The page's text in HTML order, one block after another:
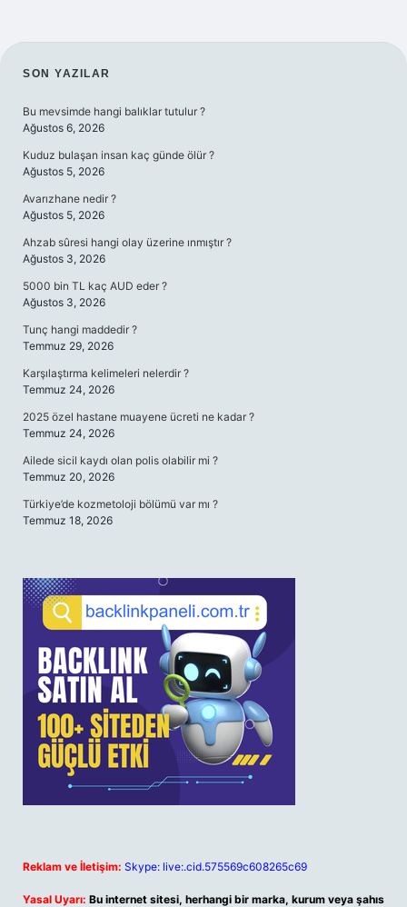
SIDEBAR
SON YAZILAR
Bu mevsimde hangi balıklar tutulur ?
Ağustos 6, 2026
Kuduz bulaşan insan kaç günde ölür ?
Ağustos 5, 2026
Avarızhane nedir ?
Ağustos 5, 2026
Ahzab sûresi hangi olay üzerine ınmıştır ?
Ağustos 3, 2026
5000 bin TL kaç AUD eder ?
Ağustos 3, 2026
Tunç hangi maddedir ?
Temmuz 29, 2026
Karşılaştırma kelimeleri nelerdir ?
Temmuz 24, 2026
2025 özel hastane muayene ücreti ne kadar ?
Temmuz 24, 2026
Ailede sicil kaydı olan polis olabilir mi ?
Temmuz 20, 2026
Türkiye’de kozmetoloji bölümü var mı ?
Temmuz 18, 2026
Reklam ve İletişim: Skype: live:.cid.575569c608265c69
Yasal Uyarı: Bu internet sitesi, herhangi bir marka, kurum veya şahıs